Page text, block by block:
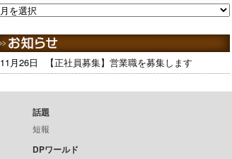
11月26日 【正社員募集】営業職を募集します
話題
短報
DPワールド